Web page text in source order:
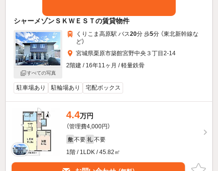
シャーメゾンＳＫＷＥＳＴの賃貸物件
すべての写真
くりこま高原駅 バス20分 歩5分 （東北新幹線な
ど）
宮城県栗原市築館宮野中央３丁目2-14
2階建 / 16年11ヶ月 / 軽量鉄骨
駐車場あり 駐輪場あり 宅配ボックス
4.4万円
（管理費4,000円）
敷 不要 礼 不要
1階 / 1LDK / 45.82㎡